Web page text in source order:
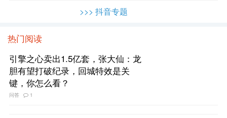
>>> 抖音专题
热门阅读
引擎之心卖出1.5亿套，张大仙：龙
胆有望打破纪录，回城特效是关
键，你怎么看？
问答 1